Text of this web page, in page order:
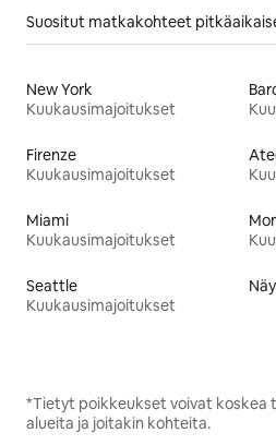
Suositut matkakohteet
New York
Kuukausimajoitukset
Firenze
Kuukausimajoitukset
Miami
Kuukausimajoitukset
Seattle
Kuukausimajoitukset
*Tietyt poikkeukset voivat koskea
alueita ja joitakin kohteita.